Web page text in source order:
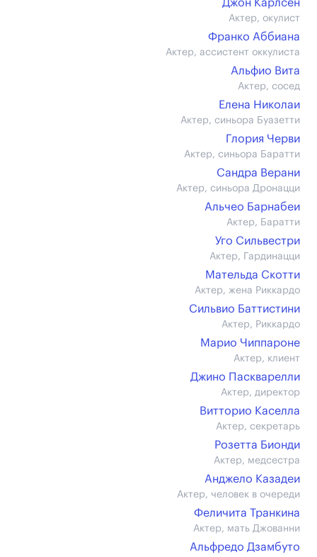
Джон Карлсен
Актер, окулист
Франко Аббиана
Актер, ассистент оккулиста
Альфио Вита
Актер, сосед
Елена Николаи
Актер, синьора Буазетти
Глория Черви
Актер, синьора Баратти
Сандра Верани
Актер, синьора Дронацци
Альчео Барнабеи
Актер, Баратти
Уго Сильвестри
Актер, Гардинацци
Мательда Скотти
Актер, жена Риккардо
Сильвио Баттистини
Актер, Риккардо
Марио Чиппароне
Актер, клиент
Джино Паскварелли
Актер, директор
Витторио Каселла
Актер, секретарь
Розетта Бионди
Актер, медсестра
Анджело Казадеи
Актер, человек в очереди
Феличита Транкина
Актер, мать Джованни
Альфредо Дзамбуто